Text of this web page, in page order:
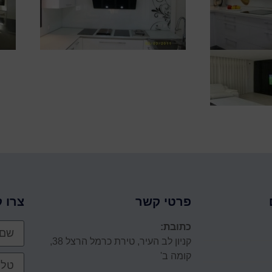
פרטי קשר
כתובת:
קניון לב העיר, טירת כרמל הרצל 38,
קומה ב'